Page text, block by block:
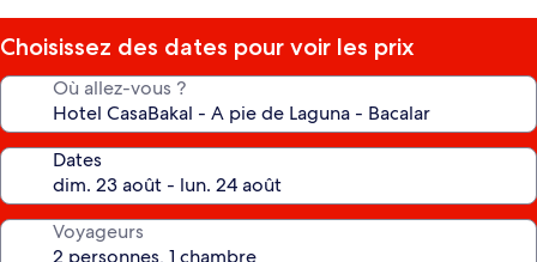
Choisissez des dates pour voir les prix
Où allez-vous ?
Dates
Voyageurs